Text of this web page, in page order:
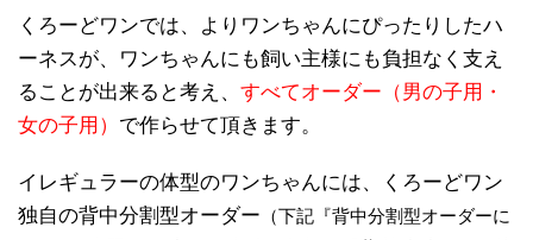
くろーどワンでは、よりワンちゃんにぴったりしたハ
ーネスが、ワンちゃんにも飼い主様にも負担なく支え
ることが出来ると考え、 すべてオーダー（男の子用・
女の子用） で作らせて頂きます。
イレギュラーの体型のワンちゃんには、くろーどワン
独自の背中分割型オーダー （下記『背中分割型オーダーに